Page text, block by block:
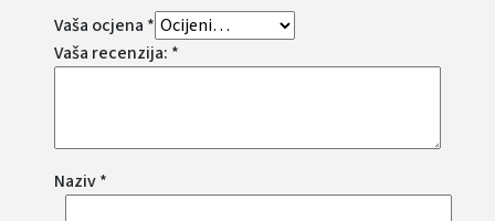
Vaša ocjena *
Vaša recenzija: *
Naziv*